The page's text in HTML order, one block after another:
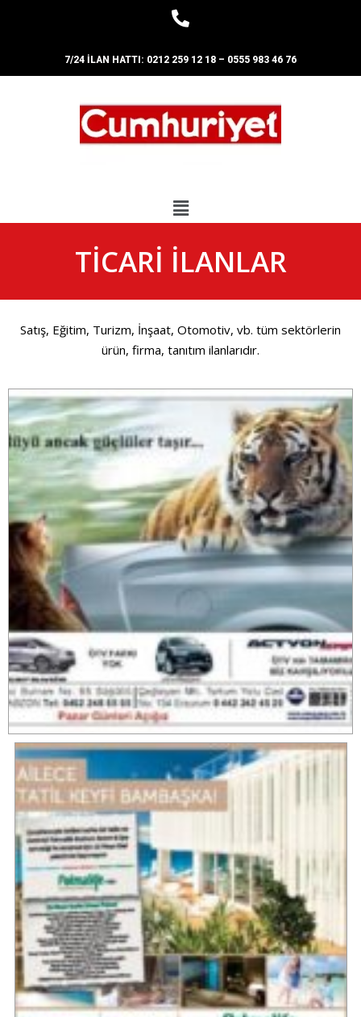
7/24 İLAN HATTI: 0212 259 12 18 – 0555 983 46 76
TICARI İLANLAR
Satış, Eğitim, Turizm, İnşaat, Otomotiv, vb. tüm sektörlerin
ürün, firma, tanıtım ilanlarıdır.